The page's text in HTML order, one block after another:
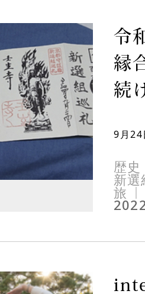
令
縁
続
9月24
歴
新選
旅